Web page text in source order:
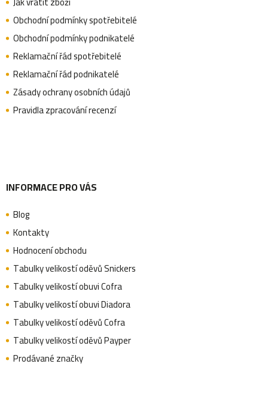
u
p
a
t
Obchodní podmínky spotřebitelé
Obchodní podmínky podnikatelé
Reklamační řád spotřebitelé
Reklamační řád podnikatelé
Zásady ochrany osobních údajů
Pravidla zpracování recenzí
INFORMACE PRO VÁS
Blog
Kontakty
Hodnocení obchodu
Tabulky velikostí oděvů Snickers
Tabulky velikostí obuvi Cofra
Tabulky velikostí obuvi Diadora
Tabulky velikostí oděvů Cofra
Tabulky velikostí oděvů Payper
Prodávané značky